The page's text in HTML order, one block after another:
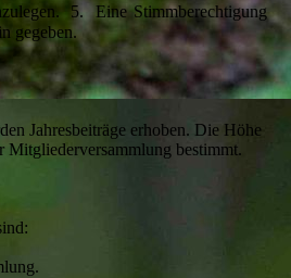
5. Eine Stimmberechtigung
gegeben.
Jahresbeiträge erhoben. Die Höhe
Mitgliederversammlung bestimmt.